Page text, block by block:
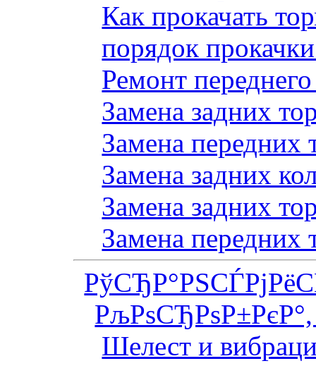
Как прокачать
порядок
Ремонт
Замена задних
Замена передних
Замена задних
Замена задних
Замена передних
Шелест и